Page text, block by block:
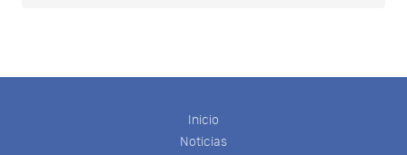
Inicio
Noticias